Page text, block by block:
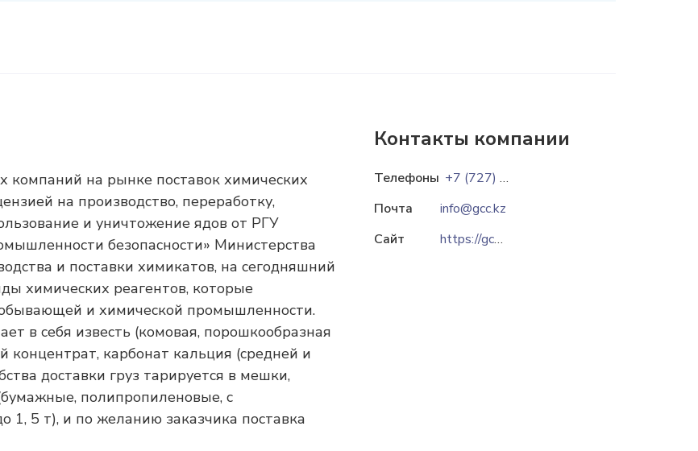
компаний на рынке поставок химических
на производство, переработку,
и уничтожение ядов от РГУ
безопасности» Министерства
и поставки химикатов, на сегодняшний
химических реагентов, которые
и химической промышленности.
в себя известь (комовая, порошкообразная
карбонат кальция (средней и
доставки груз тарируется в мешки,
полипропиленовые, с
1, 5 т), и по желанию заказчика поставка
Контакты компании
Телефоны
+7 (727) 390 00 76
Почта
info@gcc.kz
Сайт
https://gcc.kz